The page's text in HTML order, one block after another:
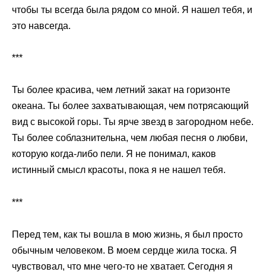
чтобы ты всегда была рядом со мной. Я нашел тебя, и
это навсегда.
***
Ты более красива, чем летний закат на горизонте
океана. Ты более захватывающая, чем потрясающий
вид с высокой горы. Ты ярче звезд в загородном небе.
Ты более соблазнительна, чем любая песня о любви,
которую когда-либо пели. Я не понимал, каков
истинный смысл красоты, пока я не нашел тебя.
***
Перед тем, как ты вошла в мою жизнь, я был просто
обычным человеком. В моем сердце жила тоска. Я
чувствовал, что мне чего-то не хватает. Сегодня я